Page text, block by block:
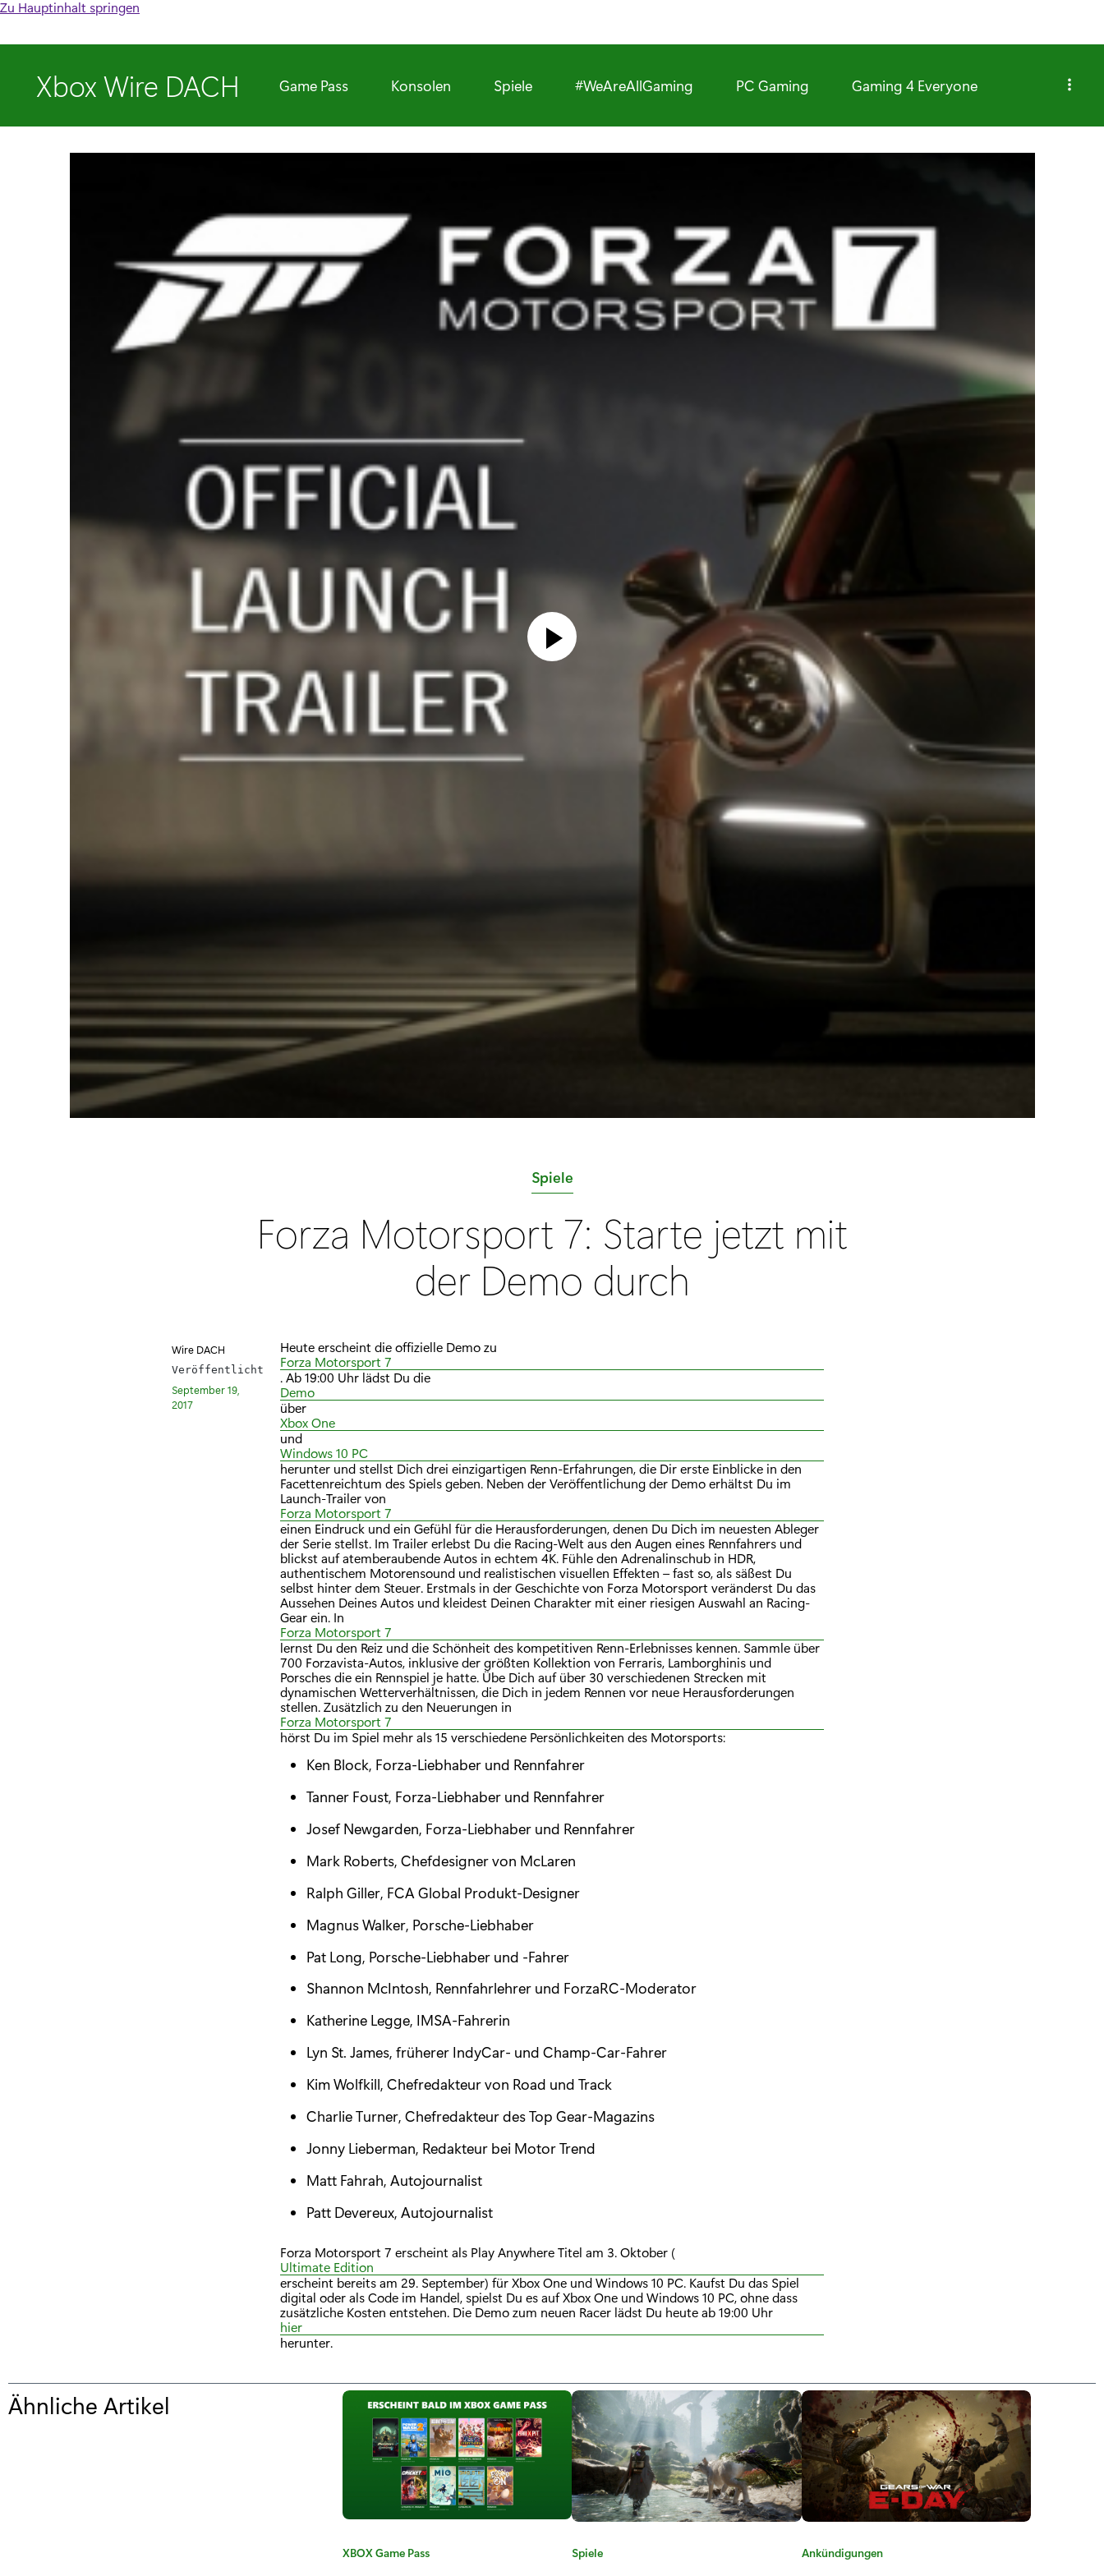
Zu Hauptinhalt springen
Xbox Wire DACH Game Pass Konsolen Spiele #WeAreAllGaming PC Gaming Gaming 4 Everyone
K
t
e
g
o
e
:
Spiele
Forza Motorsport 7: Starte jetzt mit
der Demo durch
Wire DACH
Veröffentlicht
September 19,
2017
Heute erscheint die offizielle Demo zu
Forza Motorsport 7
. Ab 19:00 Uhr lädst Du die
Demo
über
Xbox One
und
Windows 10 PC
herunter und stellst Dich drei einzigartigen Renn-Erfahrungen, die Dir erste Einblicke in den
Facettenreichtum des Spiels geben. Neben der Veröffentlichung der Demo erhältst Du im
Launch-Trailer von
Forza Motorsport 7
einen Eindruck und ein Gefühl für die Herausforderungen, denen Du Dich im neuesten Ableger
der Serie stellst. Im Trailer erlebst Du die Racing-Welt aus den Augen eines Rennfahrers und
blickst auf atemberaubende Autos in echtem 4K. Fühle den Adrenalinschub in HDR,
authentischem Motorensound und realistischen visuellen Effekten – fast so, als säßest Du
selbst hinter dem Steuer. Erstmals in der Geschichte von Forza Motorsport veränderst Du das
Aussehen Deines Autos und kleidest Deinen Charakter mit einer riesigen Auswahl an Racing-
Gear ein. In
Forza Motorsport 7
lernst Du den Reiz und die Schönheit des kompetitiven Renn-Erlebnisses kennen. Sammle über
700 Forzavista-Autos, inklusive der größten Kollektion von Ferraris, Lamborghinis und
Porsches die ein Rennspiel je hatte. Übe Dich auf über 30 verschiedenen Strecken mit
dynamischen Wetterverhältnissen, die Dich in jedem Rennen vor neue Herausforderungen
stellen. Zusätzlich zu den Neuerungen in
Forza Motorsport 7
hörst Du im Spiel mehr als 15 verschiedene Persönlichkeiten des Motorsports:
Ken Block, Forza-Liebhaber und Rennfahrer
Tanner Foust, Forza-Liebhaber und Rennfahrer
Josef Newgarden, Forza-Liebhaber und Rennfahrer
Mark Roberts, Chefdesigner von McLaren
Ralph Giller, FCA Global Produkt-Designer
Magnus Walker, Porsche-Liebhaber
Pat Long, Porsche-Liebhaber und -Fahrer
Shannon McIntosh, Rennfahrlehrer und ForzaRC-Moderator
Katherine Legge, IMSA-Fahrerin
Lyn St. James, früherer IndyCar- und Champ-Car-Fahrer
Kim Wolfkill, Chefredakteur von Road und Track
Charlie Turner, Chefredakteur des Top Gear-Magazins
Jonny Lieberman, Redakteur bei Motor Trend
Matt Fahrah, Autojournalist
Patt Devereux, Autojournalist
Forza Motorsport 7 erscheint als Play Anywhere Titel am 3. Oktober (
Ultimate Edition
erscheint bereits am 29. September) für Xbox One und Windows 10 PC. Kaufst Du das Spiel
digital oder als Code im Handel, spielst Du es auf Xbox One und Windows 10 PC, ohne dass
zusätzliche Kosten entstehen. Die Demo zum neuen Racer lädst Du heute ab 19:00 Uhr
hier
herunter.
Ähnliche Artikel
K
XBOX Game Pass
K
Spiele
K
Ankündigungen